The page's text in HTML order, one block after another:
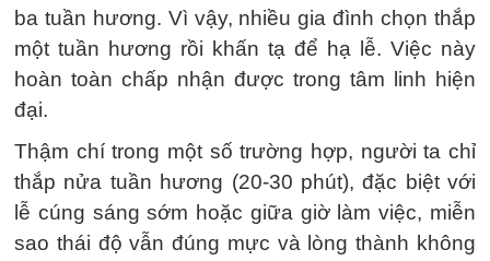
ba tuần hương. Vì vậy, nhiều gia đình chọn thắp
một tuần hương rồi khấn tạ để hạ lễ. Việc này
hoàn toàn chấp nhận được trong tâm linh hiện
đại.
Thậm chí trong một số trường hợp, người ta chỉ
thắp nửa tuần hương (20-30 phút), đặc biệt với
lễ cúng sáng sớm hoặc giữa giờ làm việc, miễn
sao thái độ vẫn đúng mực và lòng thành không